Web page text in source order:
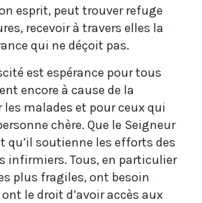
esprit, peut trouver refuge
recevoir à travers elles la
qui ne déçoit pas.
est espérance pour tous
encore à cause de la
les malades et pour ceux qui
chère. Que le Seigneur
qu’il soutienne les efforts des
infirmiers. Tous, en particulier
plus fragiles, ont besoin
le droit d’avoir accès aux